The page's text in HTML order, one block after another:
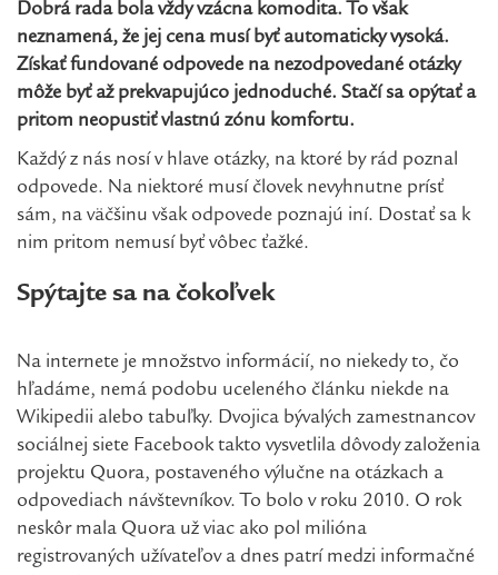
Dobrá rada bola vždy vzácna komodita. To však
neznamená, že jej cena musí byť automaticky vysoká.
Získať fundované odpovede na nezodpovedané otázky
môže byť až prekvapujúco jednoduché. Stačí sa opýtať a
pritom neopustiť vlastnú zónu komfortu.
Každý z nás nosí v hlave otázky, na ktoré by rád poznal
odpovede. Na niektoré musí človek nevyhnutne prísť
sám, na väčšinu však odpovede poznajú iní. Dostať sa k
nim pritom nemusí byť vôbec ťažké.
Spýtajte sa na čokoľvek
Na internete je množstvo informácií, no niekedy to, čo
hľadáme, nemá podobu uceleného článku niekde na
Wikipedii alebo tabuľky. Dvojica bývalých zamestnancov
sociálnej siete Facebook takto vysvetlila dôvody založenia
projektu Quora, postaveného výlučne na otázkach a
odpovediach návštevníkov. To bolo v roku 2010. O rok
neskôr mala Quora už viac ako pol milióna
registrovaných užívateľov a dnes patrí medzi informačné